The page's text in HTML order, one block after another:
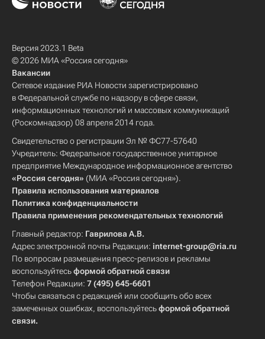
Версия 2023.1 Beta
© 2026 МИА «Россия сегодня»
Вакансии
Сетевое издание РИА Новости зарегистрировано
в Федеральной службе по надзору в сфере связи,
информационных технологий и массовых коммуникаций
(Роскомнадзор) 08 апреля 2014 года.
Свидетельство о регистрации Эл № ФС77-57640
Учредитель: Федеральное государственное унитарное
предприятие Международное информационное агентство
«Россия сегодня» (МИА «Россия сегодня»).
Правила использования материалов
Политика конфиденциальности
Правила применения рекомендательных технологий
Главный редактор: Гаврилова А.В.
Адрес электронной почты Редакции: internet-group@ria.ru
По вопросам размещения пресс-релизов и рекламы
воспользуйтесьформой обратной связи
Телефон Редакции: 7 (495) 645-6601
Чтобы связаться с редакцией или сообщить обо всех
замеченных ошибках, воспользуйтесьформой обратной
связи.